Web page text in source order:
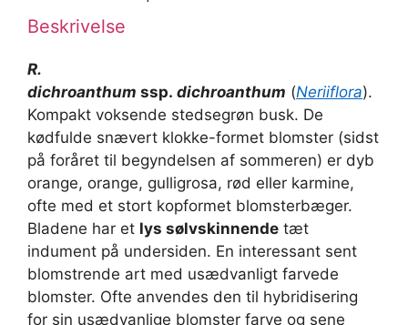
Beskrivelse
R.
dichroanthum ssp. dichroanthum (Neriiflora).
Kompakt voksende stedsegrøn busk. De
kødfulde snævert klokke-formet blomster (sidst
på foråret til begyndelsen af sommeren) er dyb
orange, orange, gulligrosa, rød eller karmine,
ofte med et stort kopformet blomsterbæger.
Bladene har et lys sølvskinnende tæt
indument på undersiden. En interessant sent
blomstrende art med usædvanligt farvede
blomster. Ofte anvendes den til hybridisering
for sin usædvanlige blomster farve og sene